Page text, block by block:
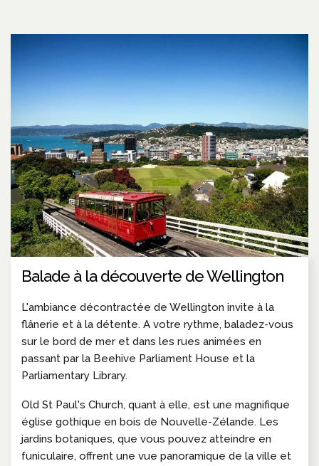
Balade à la découverte de Wellington
L'ambiance décontractée de Wellington invite à la
flânerie et à la détente. A votre rythme, baladez-vous
sur le bord de mer et dans les rues animées en
passant par la Beehive Parliament House et la
Parliamentary Library.
Old St Paul's Church, quant à elle, est une magnifique
église gothique en bois de Nouvelle-Zélande. Les
jardins botaniques, que vous pouvez atteindre en
funiculaire, offrent une vue panoramique de la ville et